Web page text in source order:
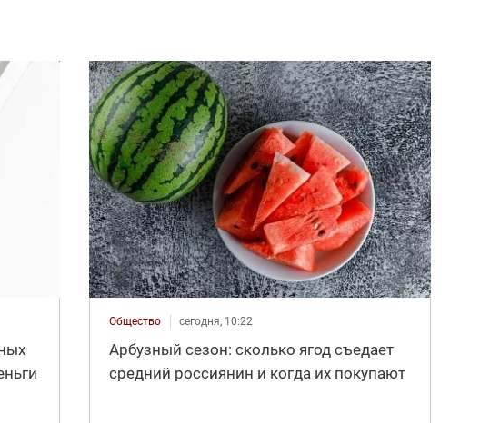
Общество сегодня, 10:22
Арбузный сезон: сколько ягод съедает
средний россиянин и когда их покупают